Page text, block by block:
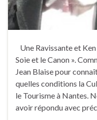
Une Ravissante et
Soie et le Canon ».
Jean Blaise pour
quelles conditions la
le Tourisme à Nantes.
avoir répondu avec